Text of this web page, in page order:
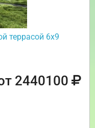
террасой 6х9
2440100